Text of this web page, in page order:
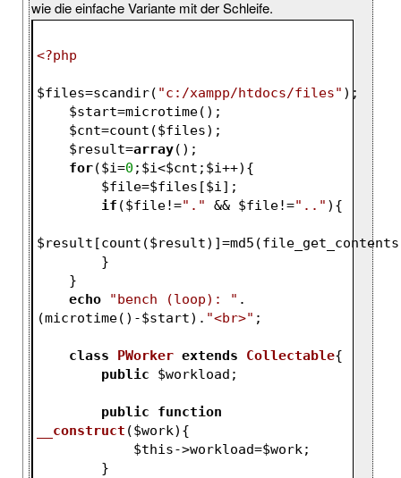
wie die einfache Variante mit der Schleife.
<?php
$files=scandir( "c:/xampp/htdocs/files" );
$start=microtime();
$cnt=count($files);
$result=array();
for($i=0 ; $i<$cnt ; $i++){
$file=$files [$i];
if ($file!="." && $file!=".." ){
$result [count($result
        }
    }
echo
"bench (loop): " .
(microtime()-$start). "<br>" ;
class PWorker extends Collectable{
public
$workload ;
public
function
__construct ($work) {
$this->workload=$work;
        }